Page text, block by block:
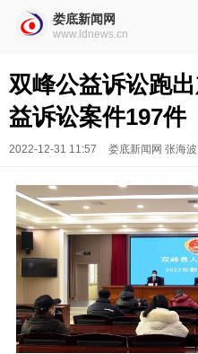
娄底新闻网
www.ldnews.cn
双峰公益诉讼跑
益诉讼案件197件
2022-12-31 11:57 娄底新闻网 张海